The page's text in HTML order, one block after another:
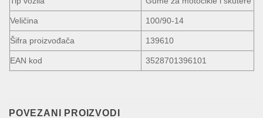
Veličina 100/90-14
Šifra proizvođača 139610
EAN kod 3528701396101
POVEZANI PROIZVODI